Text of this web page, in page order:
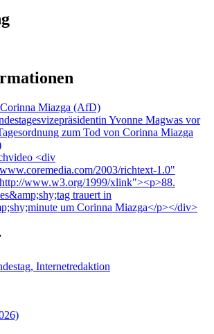
Miazga (AfD)
Yvonne Magwas vor
zum Tod von Corinna Miazga
<div
2003/richtext-1.0"
www.w3.org/1999/xlink"><p>88.
trauert in
um Corinna Miazga</p></div>
Internetredaktion